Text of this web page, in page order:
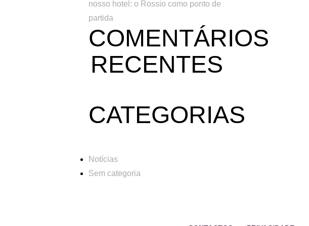
nosso hotel: o Rossio como ponto de
partida
COMENTÁRIOS
RECENTES
CATEGORIAS
Notícias
Sem categoria